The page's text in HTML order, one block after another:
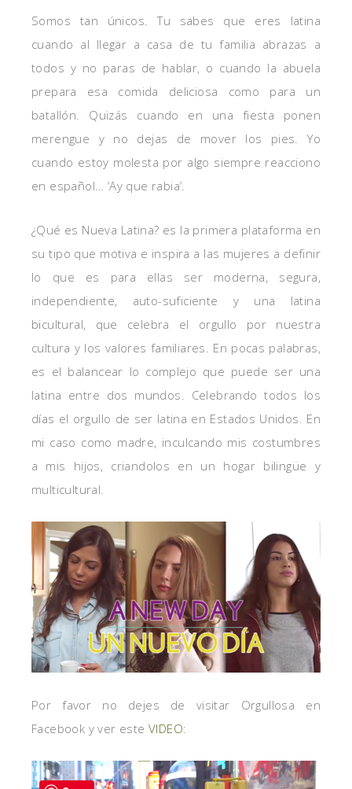
Somos tan únicos. Tu sabes que eres latina
cuando al llegar a casa de tu familia abrazas a
todos y no paras de hablar, o cuando la abuela
prepara esa comida deliciosa como para un
batallón. Quizás cuando en una fiesta ponen
merengue y no dejas de mover los pies. Yo
cuando estoy molesta por algo siempre reacciono
en español… ‘Ay que rabia’.
¿Qué es Nueva Latina? es la primera plataforma en
su tipo que motiva e inspira a las mujeres a definir
lo que es para ellas ser moderna, segura,
independiente, auto-suficiente y una latina
bicultural, que celebra el orgullo por nuestra
cultura y los valores familiares. En pocas palabras,
es el balancear lo complejo que puede ser una
latina entre dos mundos. Celebrando todos los
días el orgullo de ser latina en Estados Unidos. En
mi caso como madre, inculcando mis costumbres
a mis hijos, criandolos en un hogar bilingüe y
multicultural.
Por favor no dejes de visitar Orgullosa en
Facebook y ver este VIDEO: